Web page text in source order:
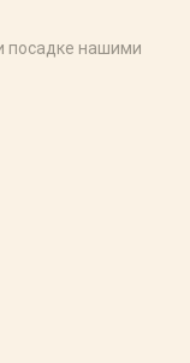
посадке нашими